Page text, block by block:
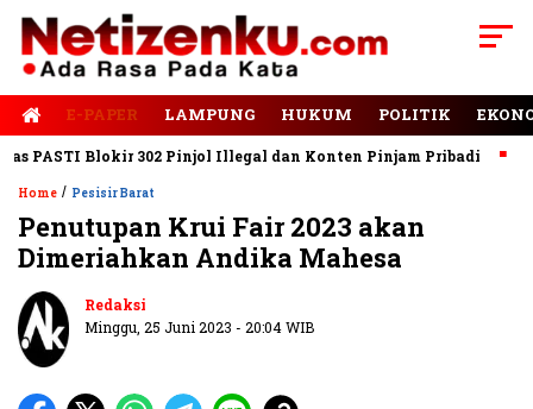
E-PAPER LAMPUNG HUKUM POLITIK
Blokir 302 Pinjol Illegal dan Konten Pinjam Pribadi
Home / Pesisir Barat
Penutupan Krui Fair 2023 akan
Dimeriahkan Andika Mahesa
Redaksi
Minggu, 25 Juni 2023 - 20:04 WIB